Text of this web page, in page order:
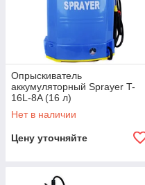
Опрыскиватель
аккумуляторный Sprayer T-
16L-8A (16 л)
Нет в наличии
Цену уточняйте